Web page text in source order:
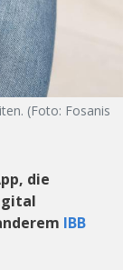
(Foto: Fosanis
die
IBB